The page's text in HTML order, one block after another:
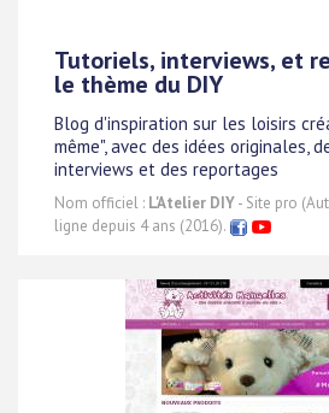
Tutoriels, interviews, et
le thème du DIY
Blog d'inspiration sur les loisirs
même", avec des idées originales,
interviews et des reportages
Nom officiel : L'Atelier DIY- Site pro
ligne depuis 4 ans (2016).